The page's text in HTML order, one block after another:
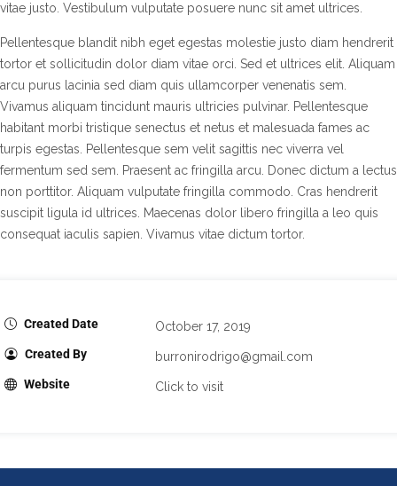
vitae justo. Vestibulum vulputate posuere nunc sit amet ultrices.
Pellentesque blandit nibh eget egestas molestie justo diam hendrerit
tortor et sollicitudin dolor diam vitae orci. Sed et ultrices elit. Aliquam
arcu purus lacinia sed diam quis ullamcorper venenatis sem.
Vivamus aliquam tincidunt mauris ultricies pulvinar. Pellentesque
habitant morbi tristique senectus et netus et malesuada fames ac
turpis egestas. Pellentesque sem velit sagittis nec viverra vel
fermentum sed sem. Praesent ac fringilla arcu. Donec dictum a lectus
non porttitor. Aliquam vulputate fringilla commodo. Cras hendrerit
suscipit ligula id ultrices. Maecenas dolor libero fringilla a leo quis
consequat iaculis sapien. Vivamus vitae dictum tortor.
Created Date
October 17, 2019
Created By
burronirodrigo@gmail.com
Website
Click to visit